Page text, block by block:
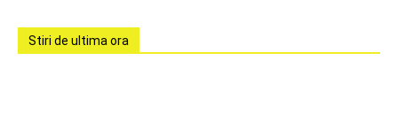
Stiri de ultima ora